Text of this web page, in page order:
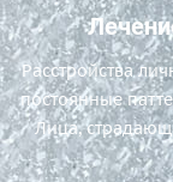
Расстройства
постоянные
Лица,